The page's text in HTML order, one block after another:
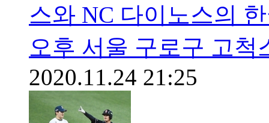
스와 NC 다이노스의
오후 서울 구로구 고척
2020.11.24 21:25